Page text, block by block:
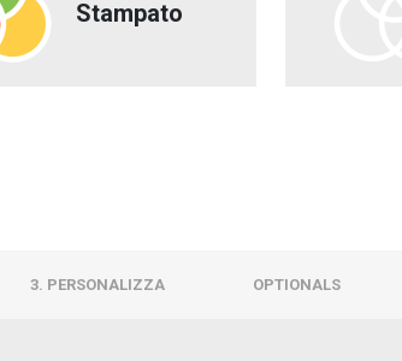
Stampato
3. PERSONALIZZA OPTIONALS